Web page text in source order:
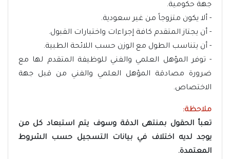
جهة حكومية.
- ألا يكون متزوجاً من غير سعودية.
- أن يجتاز المتقدم كافة إجراءات واختبارات القبول.
- أن يتناسب الطول مع الوزن حسب اللائحة الطبية.
- توفر المؤهل العلمي والفني للوظيفة المتقدم لها مع
ضرورة مصادقة المؤهل العلمي والفني من قبل جهة
الاختصاص.
ملاحظة:
تعبأ الحقول بمنتهى الدقة وسوف يتم استبعاد كل من
يوجد لديه اختلاف في بيانات التسجيل حسب الشروط
المعتمدة.